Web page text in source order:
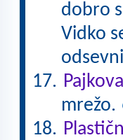
dobro
Vidko
mrežo.